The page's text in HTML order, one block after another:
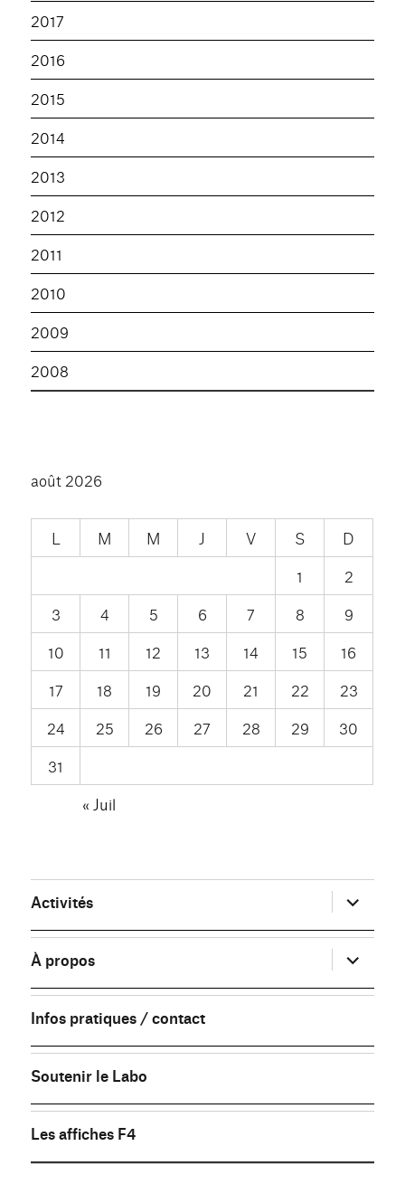
2017
2016
2015
2014
2013
2012
2011
2010
2009
2008
août 2026
L M M J V S
D
1
2
3
4 5 6 7 8
9
10
11 12 13 14 15
16
17
18 19 20 21 22
23
24
25 26 27 28 29
30
31
« Juil
Activités ouvrir
le
sous-
menu
À propos
ouvrir
le
sous-
menu
Infos pratiques / contact
Soutenir le Labo
Les affiches F4